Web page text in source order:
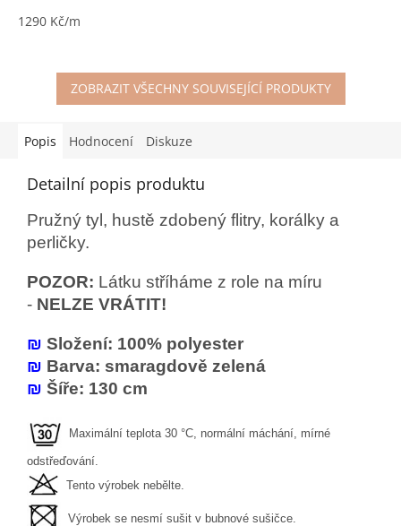
1290 Kč/m
ZOBRAZIT VŠECHNY SOUVISEJÍCÍ PRODUKTY
Popis Hodnocení Diskuze
Detailní popis produktu
Pružný tyl, hustě zdobený flitry, korálky a
perličky.
POZOR: Látku stříháme z role na míru
- NELZE VRÁTIT!
₪ Složení: 100% polyester
₪ Barva: smaragdově zelená
₪ Šíře: 130 cm
Maximální teplota 30 °C, normální máchání, mírné
odstřeďování.
Tento výrobek nebělte.
Výrobek se nesmí sušit v bubnové sušičce.